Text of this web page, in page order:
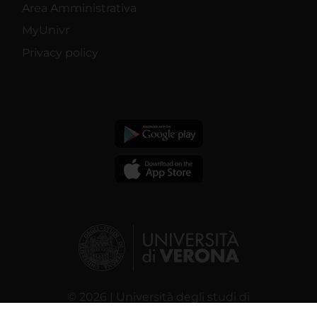
Area Amministrativa
MyUnivr
Privacy policy
© 2026 | Università degli studi di